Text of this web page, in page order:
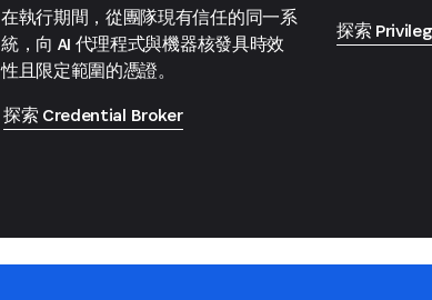
在執行期間，從團隊現有信任的同一系
統，向 AI 代理程式與機器核發具時效
性且限定範圍的憑證。
探索 Credential Broker
探索